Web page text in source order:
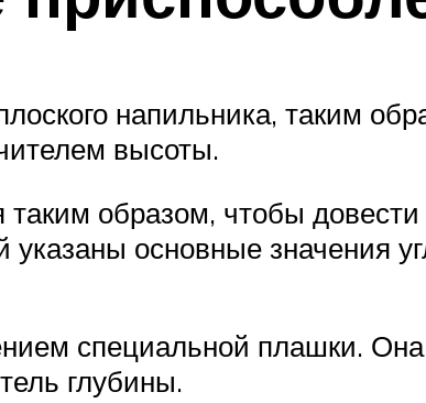
напильника, таким
высоты.
образом, чтобы
основные значения
специальной плашки.
глубины.